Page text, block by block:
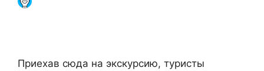
Приехав сюда на экскурсию, туристы